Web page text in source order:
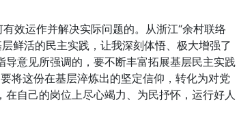
效运作并解决实际问题的。从浙江“余村联络
鲜活的民主实践，让我深刻体悟、极大增强了
意见所强调的，要不断丰富拓展基层民主实践
将这份在基层淬炼出的坚定信仰，转化为对党
在自己的岗位上尽心竭力、为民抒怀，运行好人